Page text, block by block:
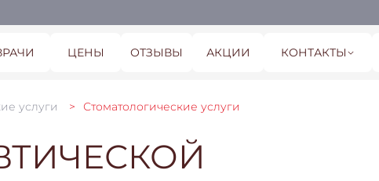
ЦЕНЫ ОТЗЫВЫ АКЦИИ КОНТАКТЫ
услуги Стоматологические услуги